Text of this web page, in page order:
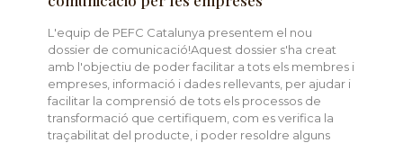
L'equip de PEFC Catalunya presentem el nou
dossier de comunicació!Aquest dossier s'ha creat
amb l'objectiu de poder facilitar a tots els membres i
empreses, informació i dades rellevants, per ajudar i
facilitar la comprensió de tots els processos de
transformació que certifiquem, com es verifica la
traçabilitat del producte, i poder resoldre alguns